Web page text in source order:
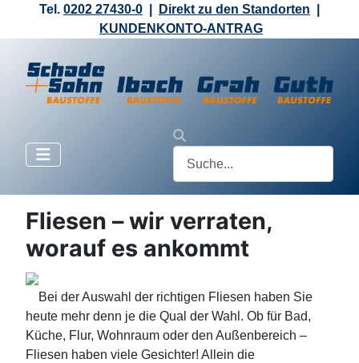
Tel. 0202 27430-0 Direkt zu den Standorten
KUNDENKONTO-ANTRAG
Fliesen – wir verraten,
worauf es ankommt
Bei der Auswahl der richtigen Fliesen haben Sie
heute mehr denn je die Qual der Wahl. Ob für Bad,
Küche, Flur, Wohnraum oder den Außenbereich –
Fliesen haben viele Gesichter! Allein die